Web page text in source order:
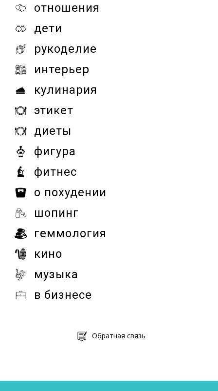
отношения
дети
рукоделие
интерьер
кулинария
этикет
диеты
фигура
фитнес
о похудении
шопинг
геммология
кино
музыка
в бизнесе
Обратная связь